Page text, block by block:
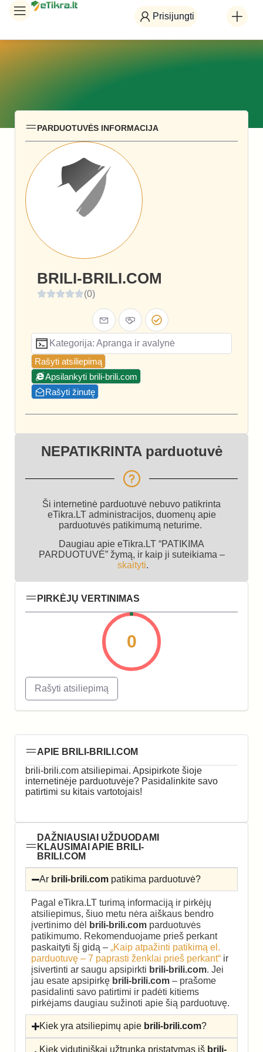
Prisijungti
PARDUOTUVĖS INFORMACIJA
BRILI-BRILI.COM
(0)
Kategorija: Apranga ir avalynė
Rašyti atsiliepimą
Apsilankyti brili-brili.com
Rašyti žinutę
NEPATIKRINTA parduotuvė
Ši internetinė parduotuvė nebuvo patikrinta
eTikra.LT administracijos, duomenų apie
parduotuvės patikimumą neturime.
Daugiau apie eTikra.LT “PATIKIMA
PARDUOTUVĖ” žymą, ir kaip ji suteikiama –
skaityti.
PIRKĖJŲ VERTINIMAS
0
Rašyti atsiliepimą
APIE BRILI-BRILI.COM
brili-brili.com atsiliepimai. Apsipirkote šioje
internetinėje parduotuvėje? Pasidalinkite savo
patirtimi su kitais vartotojais!
DAŽNIAUSIAI UŽDUODAMI
KLAUSIMAI APIE BRILI-
BRILI.COM
Ar brili-brili.com patikima parduotuvė?
Pagal eTikra.LT turimą informaciją ir pirkėjų
atsiliepimus, šiuo metu nėra aiškaus bendro
įvertinimo dėl
brili-brili.com parduotuvės
patikimumo. Rekomenduojame prieš perkant
paskaityti šį gidą – „Kaip atpažinti patikimą el.
parduotuvę – 7 paprasti ženklai prieš perkant“ ir
įsivertinti ar saugu apsipirkti brili-brili.com. Jei
jau esate apsipirkę brili-brili.com – prašome
pasidalinti savo patirtimi ir padėti kitiems
pirkėjams daugiau sužinoti apie šią parduotuvę.
Kiek yra atsiliepimų apie brili-brili.com?
Kiek vidutiniškai užtrunka pristatymas iš brili-